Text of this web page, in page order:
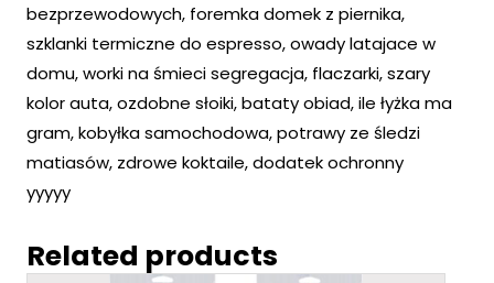
bezprzewodowych, foremka domek z piernika,
szklanki termiczne do espresso, owady latajace w
domu, worki na śmieci segregacja, flaczarki, szary
kolor auta, ozdobne słoiki, bataty obiad, ile łyżka ma
gram, kobyłka samochodowa, potrawy ze śledzi
matiasów, zdrowe koktaile, dodatek ochronny
yyyyy
Related products